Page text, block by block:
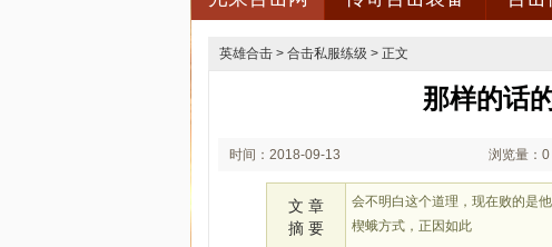
英雄合击 > 合击私服练级 > 正文
那样的话
时间：2018-09-13 浏览量：0
文 章
摘 要
会不明白这个道理，现在败的是
楔蛾方式，正因如此